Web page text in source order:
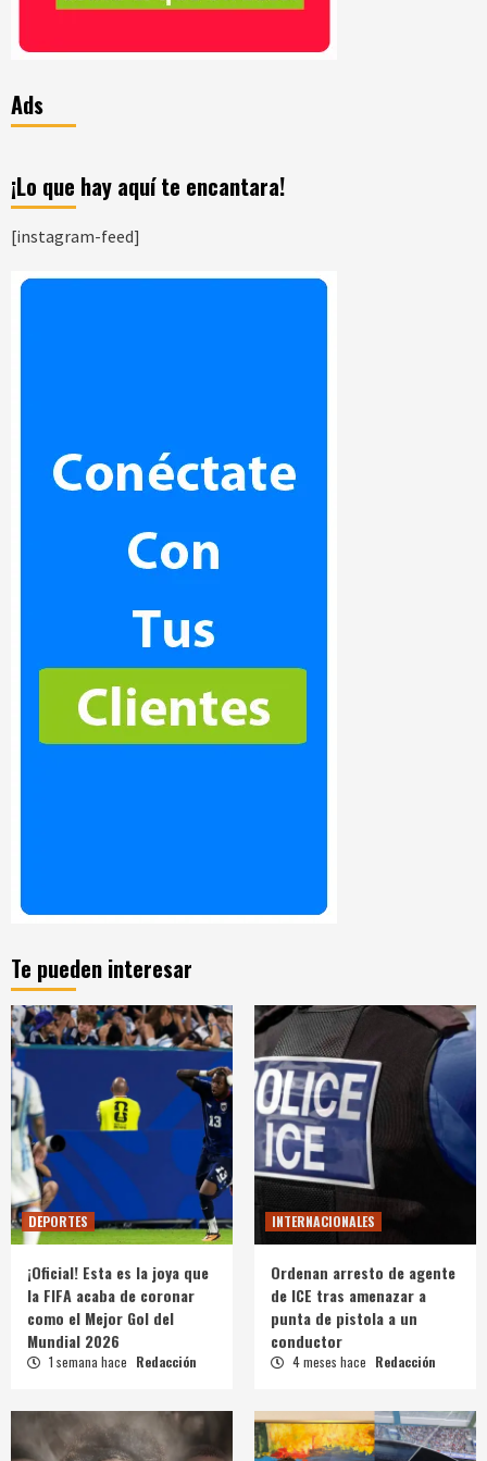
Ads
¡Lo que hay aquí te encantara!
[instagram-feed]
Te pueden interesar
DEPORTES
¡Oficial! Esta es la joya que
la FIFA acaba de coronar
como el Mejor Gol del
Mundial 2026
1 semana hace Redacción
INTERNACIONALES
Ordenan arresto de agente
de ICE tras amenazar a
punta de pistola a un
conductor
4 meses hace Redacción